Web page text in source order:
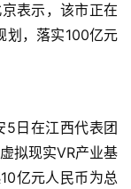
表示，该市正在
划，落实100亿元
5日在江西代表团
拟现实VR产业基
亿元人民币为总